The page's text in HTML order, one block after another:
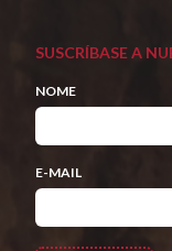
SUSCRÍBASE A
NOME
E-MAIL